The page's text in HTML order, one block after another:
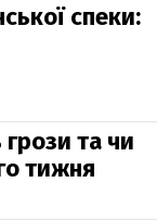
спеки:
грози та чи
тижня